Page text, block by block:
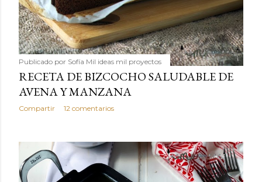
Publicado por Sofía Mil ideas mil proyectos
RECETA DE BIZCOCHO SALUDABLE DE
AVENA Y MANZANA
Compartir 12 comentarios